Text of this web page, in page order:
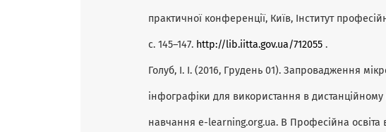
практичної конференції, Київ, Інститут
с. 145–147. http://lib.iitta.gov.ua/712055 .
Голуб, І. І. (2016, Грудень 01). Запровадження
інфографіки для використання в дистанційному
навчання e-learning.org.ua. В Професійна освіта